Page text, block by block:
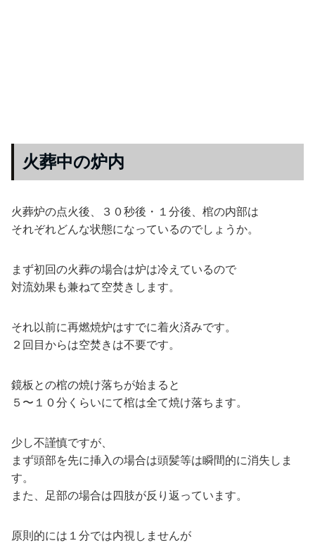
火葬中の炉内
火葬炉の点火後、３０秒後・１分後、棺の内部は
それぞれどんな状態になっているのでしょうか。
まず初回の火葬の場合は炉は冷えているので
対流効果も兼ねて空焚きします。
それ以前に再燃焼炉はすでに着火済みです。
２回目からは空焚きは不要です。
鏡板との棺の焼け落ちが始まると
５〜１０分くらいにて棺は全て焼け落ちます。
少し不謹慎ですが、
まず頭部を先に挿入の場合は頭髪等は瞬間的に消失しま
す。
また、足部の場合は四肢が反り返っています。
原則的には１分では内視しませんが